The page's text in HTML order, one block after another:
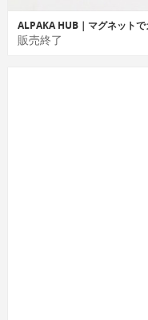
販売終了